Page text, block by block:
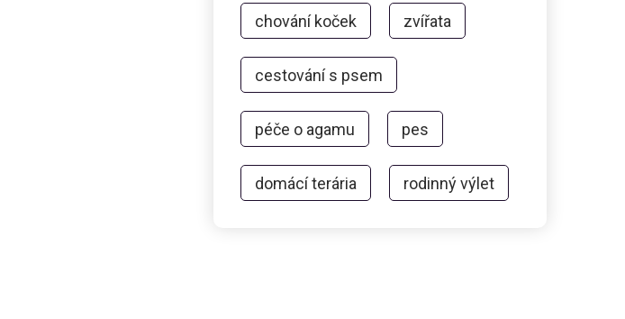
chování koček zvířata
cestování s psem
péče o agamu pes
domácí terária rodinný výlet